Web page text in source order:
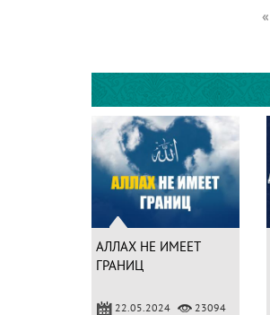
«
АЛЛАХ НЕ ИМЕЕТ
ГРАНИЦ
22.05.2024 23094